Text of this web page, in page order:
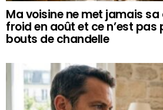
Ma voisine ne met jamais
froid en août et ce n’est pas
bouts de chandelle